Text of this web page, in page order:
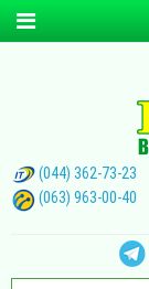
(044) 362-73-23
(063) 963-00-40